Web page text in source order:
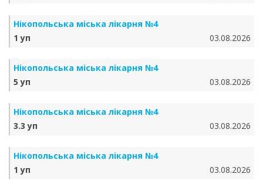
Нікопольська міська лікарня №4
1 уп
03.08.2026
Нікопольська міська лікарня №4
5 уп
03.08.2026
Нікопольська міська лікарня №4
3.3 уп
03.08.2026
Нікопольська міська лікарня №4
1 уп
03.08.2026